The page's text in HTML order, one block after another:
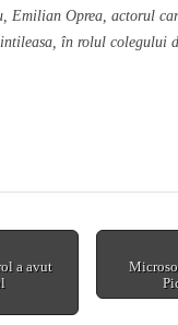
Emilian Oprea, actorul
în rolul colegului
a avut